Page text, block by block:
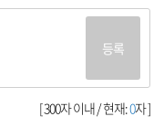
등록
[ 300자 이내 / 현재:0자 ]